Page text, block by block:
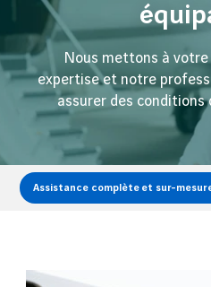
Nous mettons à
expertise et notre
assurer des conditions
Assistance complète et sur-